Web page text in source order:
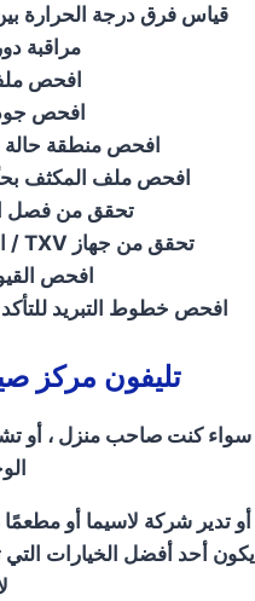
قياس فرق درجة الحرارة بين
مراقبة
افحص
افحص
افحص منطقة حالة
افحص ملف المكثف
تحقق من فصل
تحقق من جهاز TXV /
افحص
افحص خطوط التبريد
تليفون مركز
سواء كنت صاحب منزل ، أو
أو تدير شركة لاسيما أو
يكون أحد أفضل الخيارات التي